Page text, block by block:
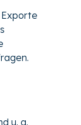
u. a.